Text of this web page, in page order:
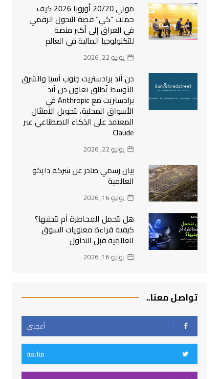
موني 20/20 أوروبا 2026 كيف
حملت “كي” قصة التحول الرقمي
في العراق إلى أكبر منصة
للتكنولوجيا المالية في العالم
يوليو 22, 2026
دن آند برادستريت جنوب آسيا والشرق
الأوسط تُطلق تعاون دن آند
برادستريت مع Anthropic في
الأسواق المحلية، لتحويل الامتثال
المعتمد على الذكاء الاصطناعي عبر
Claude
يوليو 22, 2026
بيان رسمي صادر عن شركة دايكو
العالمية
يوليو 16, 2026
هل نتحمل المخاطرة أم نتجنبها؟
كيفية قراءة معنويات السوق
العالمية قبل التداول
يوليو 16, 2026
تواصل معنا..
أعجبني
متابعة